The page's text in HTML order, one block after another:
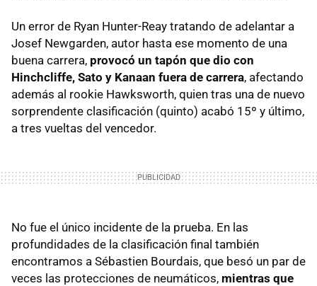
Un error de Ryan Hunter-Reay tratando de adelantar a
Josef Newgarden, autor hasta ese momento de una
buena carrera, provocó un tapón que dio con
Hinchcliffe, Sato y Kanaan fuera de carrera, afectando
además al rookie Hawksworth, quien tras una de nuevo
sorprendente clasificación (quinto) acabó 15º y último,
a tres vueltas del vencedor.
No fue el único incidente de la prueba. En las
profundidades de la clasificación final también
encontramos a Sébastien Bourdais, que besó un par de
veces las protecciones de neumáticos, mientras que